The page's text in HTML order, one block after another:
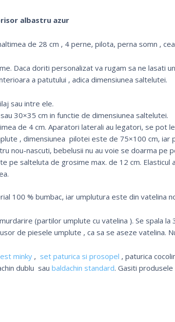
albastru azur
de 28 cm , 4 perne, pilota, perna somn ,
Daca doriti personalizat va rugam sa ne lasati
a patutului , adica dimensiunea saltelutei.
sau intre ele.
30×35 cm in functie de dimensiunea saltelutei.
de 4 cm. Aparatori laterali au legatori, se pot
, dimensiunea pilotei este de 75×100 cm, iar
nou-nascuti, bebelusii nu au voie se doarma pe
pe salteluta de grosime max. de 12 cm. Elasticul
100 % bumbac, iar umplutura este din vatelina
(partilor umplute cu vatelina ). Se spala
de piesele umplute , ca sa se aseze vatelina.
minky, set paturica si prosopel , paturica
dublu sau baldachin standard. Gasiti